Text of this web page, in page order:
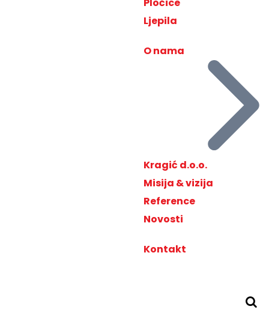
Ljepila
O nama
Kragić d.o.o.
Misija & vizija
Reference
Novosti
Kontakt